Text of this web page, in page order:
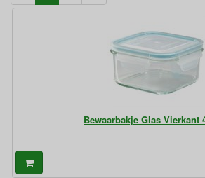
Bewaarbakje Glas Vierkant